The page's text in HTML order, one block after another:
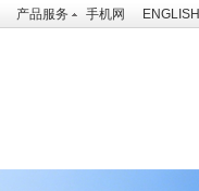
产品服务 手机网 ENGLISH